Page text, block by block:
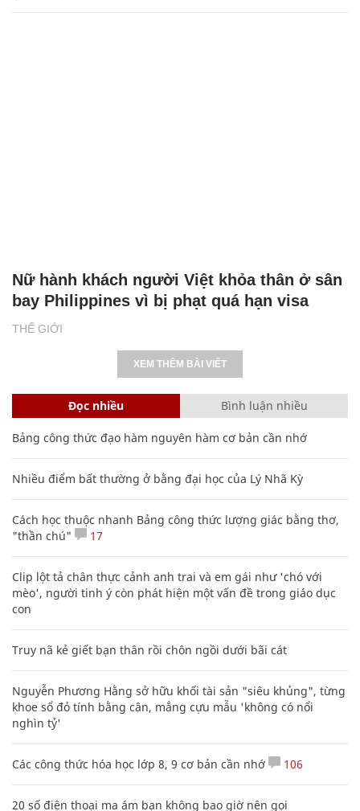
THẾ GIỚI
Nữ hành khách người Việt khỏa thân ở sân
bay Philippines vì bị phạt quá hạn visa
XEM THÊM BÀI VIẾT
Đọc nhiều Bình luận nhiều
Bảng công thức đạo hàm nguyên hàm cơ bản cần nhớ
Nhiều điểm bất thường ở bằng đại học của Lý Nhã Kỳ
Cách học thuộc nhanh Bảng công thức lượng giác bằng thơ,
"thần chú"
17
Clip lột tả chân thực cảnh anh trai và em gái như 'chó với
mèo', người tinh ý còn phát hiện một vấn đề trong giáo dục
con
Truy nã kẻ giết bạn thân rồi chôn ngồi dưới bãi cát
Nguyễn Phương Hằng sở hữu khối tài sản "siêu khủng", từng
khoe sổ đỏ tính bằng cân, mắng cựu mẫu 'không có nổi
nghìn tỷ'
Các công thức hóa học lớp 8, 9 cơ bản cần nhớ 106
20 số điện thoại ma ám bạn không bao giờ nên gọi